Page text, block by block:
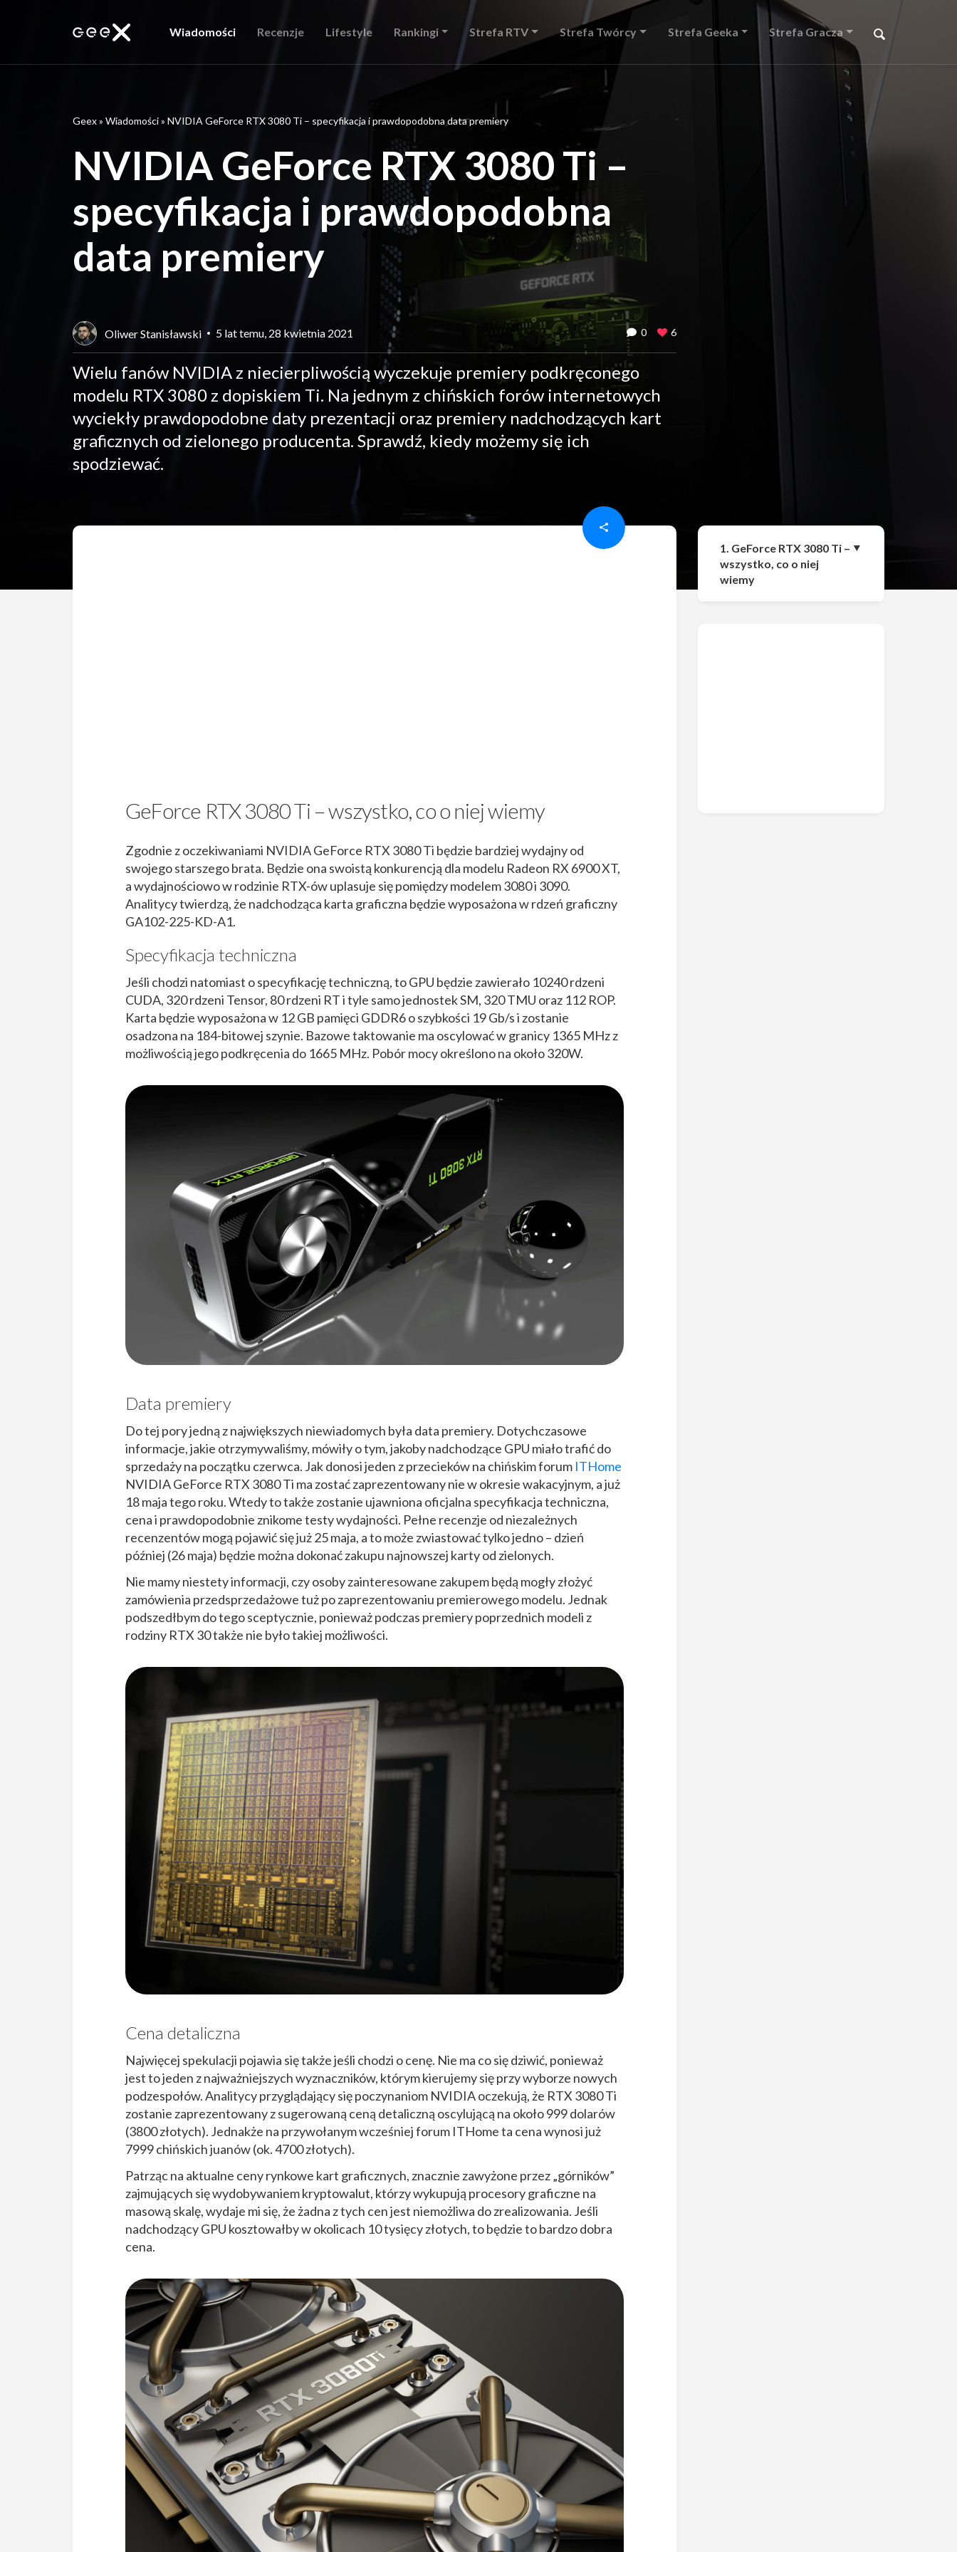
Wiadomości Recenzje Lifestyle Rankingi Strefa RTV Strefa Twórcy Strefa Geeka Strefa Gracza
Geex» Wiadomości» NVIDIA GeForce RTX 3080 Ti – specyfikacja i prawdopodobna data premiery
NVIDIA GeForce RTX 3080 Ti –
specyfikacja i prawdopodobna
data premiery
Oliwer Stanisławski 5 lat temu, 28 kwietnia 2021 0 6
Wielu fanów NVIDIA z niecierpliwością wyczekuje premiery podkręconego
modelu RTX 3080 z dopiskiem Ti. Na jednym z chińskich forów internetowych
wyciekły prawdopodobne daty prezentacji oraz premiery nadchodzących kart
graficznych od zielonego producenta. Sprawdź, kiedy możemy się ich
spodziewać.
GeForce RTX 3080 Ti – wszystko, co o niej wiemy
Zgodnie z oczekiwaniami NVIDIA GeForce RTX 3080 Ti będzie bardziej wydajny od
swojego starszego brata. Będzie ona swoistą konkurencją dla modelu Radeon RX 6900 XT,
a wydajnościowo w rodzinie RTX-ów uplasuje się pomiędzy modelem 3080 i 3090.
Analitycy twierdzą, że nadchodząca karta graficzna będzie wyposażona w rdzeń graficzny
GA102-225-KD-A1.
Specyfikacja techniczna
Jeśli chodzi natomiast o specyfikację techniczną, to GPU będzie zawierało 10240 rdzeni
CUDA, 320 rdzeni Tensor, 80 rdzeni RT i tyle samo jednostek SM, 320 TMU oraz 112 ROP.
Karta będzie wyposażona w 12 GB pamięci GDDR6 o szybkości 19 Gb/s i zostanie
osadzona na 184-bitowej szynie. Bazowe taktowanie ma oscylować w granicy 1365 MHz z
możliwością jego podkręcenia do 1665 MHz. Pobór mocy określono na około 320W.
Data premiery
Do tej pory jedną z największych niewiadomych była data premiery. Dotychczasowe
informacje, jakie otrzymywaliśmy, mówiły o tym, jakoby nadchodzące GPU miało trafić do
sprzedaży na początku czerwca. Jak donosi jeden z przecieków na chińskim forum ITHome
NVIDIA GeForce RTX 3080 Ti ma zostać zaprezentowany nie w okresie wakacyjnym, a już
18 maja tego roku. Wtedy to także zostanie ujawniona oficjalna specyfikacja techniczna,
cena i prawdopodobnie znikome testy wydajności. Pełne recenzje od niezależnych
recenzentów mogą pojawić się już 25 maja, a to może zwiastować tylko jedno – dzień
później (26 maja) będzie można dokonać zakupu najnowszej karty od zielonych.
Nie mamy niestety informacji, czy osoby zainteresowane zakupem będą mogły złożyć
zamówienia przedsprzedażowe tuż po zaprezentowaniu premierowego modelu. Jednak
podszedłbym do tego sceptycznie, ponieważ podczas premiery poprzednich modeli z
rodziny RTX 30 także nie było takiej możliwości.
Cena detaliczna
Najwięcej spekulacji pojawia się także jeśli chodzi o cenę. Nie ma co się dziwić, ponieważ
jest to jeden z najważniejszych wyznaczników, którym kierujemy się przy wyborze nowych
podzespołów. Analitycy przyglądający się poczynaniom NVIDIA oczekują, że RTX 3080 Ti
zostanie zaprezentowany z sugerowaną ceną detaliczną oscylującą na około 999 dolarów
(3800 złotych). Jednakże na przywołanym wcześniej forum ITHome ta cena wynosi już
7999 chińskich juanów (ok. 4700 złotych).
Patrząc na aktualne ceny rynkowe kart graficznych, znacznie zawyżone przez „górników”
zajmujących się wydobywaniem kryptowalut, którzy wykupują procesory graficzne na
masową skalę, wydaje mi się, że żadna z tych cen jest niemożliwa do zrealizowania. Jeśli
nadchodzący GPU kosztowałby w okolicach 10 tysięcy złotych, to będzie to bardzo dobra
cena.
1. GeForce RTX 3080 Ti –
wszystko, co o niej
wiemy